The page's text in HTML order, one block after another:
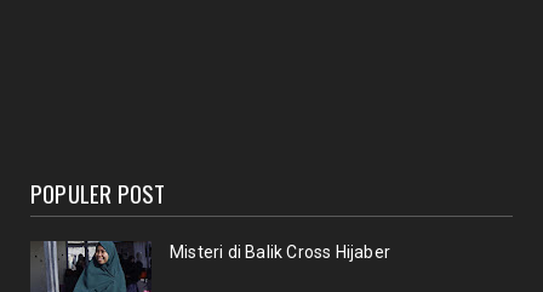
POPULER POST
Misteri di Balik Cross Hijaber